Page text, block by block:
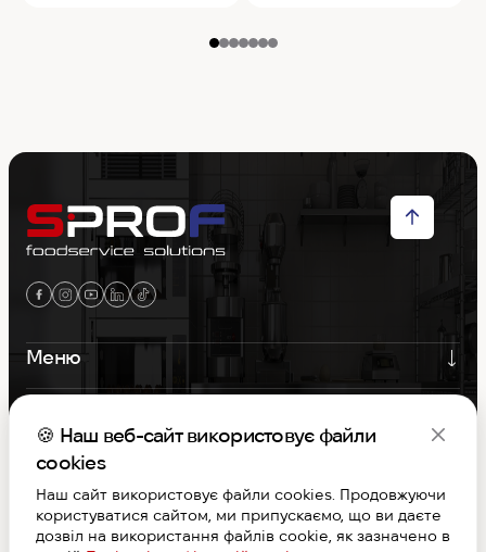
Меню
Графік роботи
S-PROF © Copyright 2026. Вcі права захищені
Договір публічної оферти
🍪 Наш веб-сайт використовує файли
cookies
Наш сайт використовує файли cookies. Продовжуючи
користуватися сайтом, ми припускаємо, що ви даєте
дозвіл на використання файлів cookie, як зазначено в